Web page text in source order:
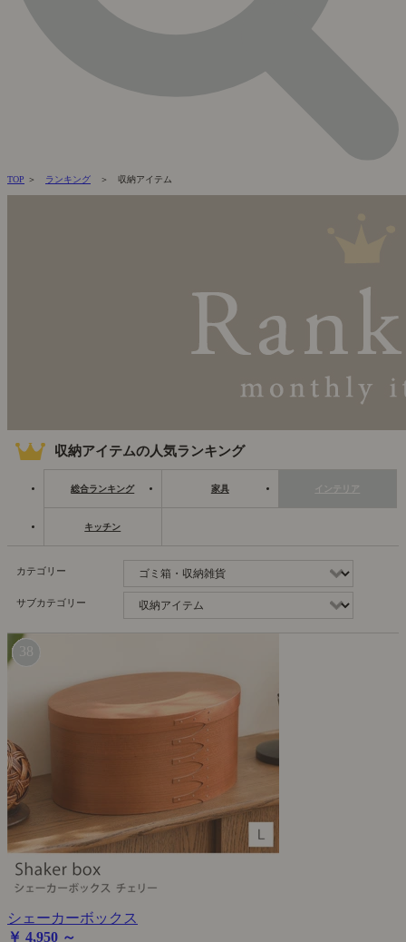
TOP ＞ ランキング ＞ 収納アイテム
収納アイテムの人気ランキング
総合ランキング 家具 インテリア
キッチン
カテゴリー
サブカテゴリー
シェーカーボックス
￥ 4,950 ～